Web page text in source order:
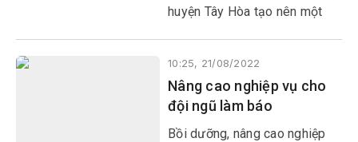
huyện Tây Hòa tạo nên một
10:25, 21/08/2022
Nâng cao nghiệp vụ cho
đội ngũ làm báo
Bồi dưỡng, nâng cao nghiệp